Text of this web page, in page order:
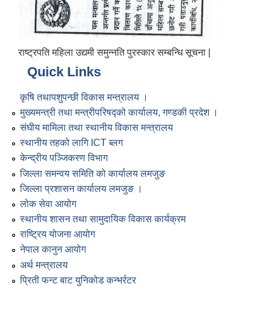
राष्ट्रपति महिला उद्यमी समुन्नति पुरस्कार सम्बन्धि सूचना |
Quick Links
कृषि तथापशुपन्छी विकास मन्त्रालय ।
मुख्यमन्त्री तथा मन्त्रीपरिषद्को कार्यालय, गण्डकी प्रदेश ।
संघीय मामिला तथा स्थानीय विकास मन्त्रालय
स्थानीय तहको लागि ICT ब्लग
केन्द्रीय पञ्जिकरण विभाग
जिल्ला समन्वय समिति को कार्यालय लमजुङ
जिल्ला प्रशासन कार्यालय लमजुङ ।
लोक सेवा आयोग
स्थानीय शासन तथा सामुदायिक विकास कार्यक्रम
राष्ट्रिय योजना आयोग
नेपाल कानुन आयोग
अर्थ मन्त्रालय
प्रिती फन्ट बाट युनिकोड कन्भर्रटर